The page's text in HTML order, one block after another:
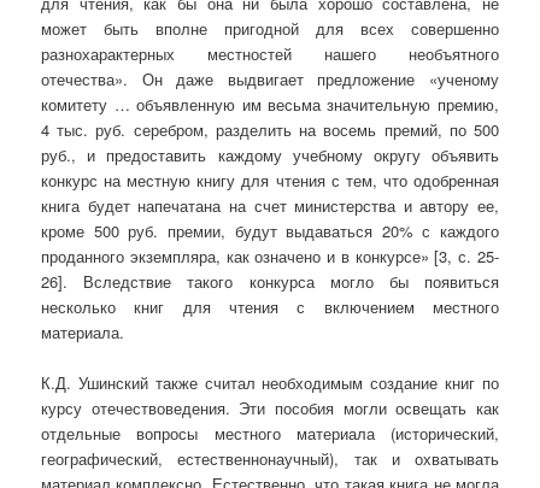
может быть вполне пригодной для всех совершенно
разнохарактерных местностей нашего необъятного
отечества». Он даже выдвигает предложение «ученому
комитету … объявленную им весьма значительную премию,
4 тыс. руб. серебром, разделить на восемь премий, по 500
руб., и предоставить каждому учебному округу объявить
конкурс на местную книгу для чтения с тем, что одобренная
книга будет напечатана на счет министерства и автору ее,
кроме 500 руб. премии, будут выдаваться 20% с каждого
проданного экземпляра, как означено и в конкурсе» [3, с. 25-
26]. Вследствие такого конкурса могло бы появиться
несколько книг для чтения с включением местного
материала.
К.Д. Ушинский также считал необходимым создание книг по
курсу отечествоведения. Эти пособия могли освещать как
отдельные вопросы местного материала (исторический,
географический, естественнонаучный), так и охватывать